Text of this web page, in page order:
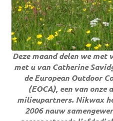
Deze maand delen we met
met u van Catherine
de European Outdoor
(EOCA), een van onze
milieupartners. Nikwax
2006 nauw